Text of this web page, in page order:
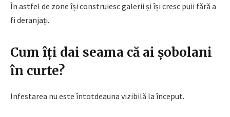
În astfel de zone își construiesc galerii și își cresc puii fără a
fi deranjați.
Cum îți dai seama că ai șobolani
în curte?
Infestarea nu este întotdeauna vizibilă la început.